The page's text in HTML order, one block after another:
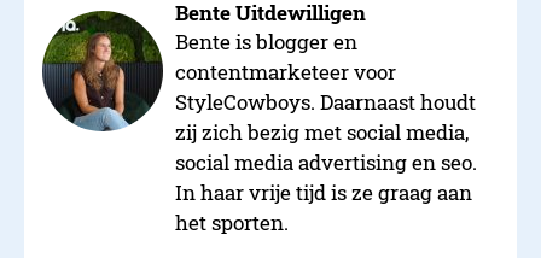
Bente Uitdewilligen
Bente is blogger en
contentmarketeer voor
StyleCowboys. Daarnaast houdt
zij zich bezig met social media,
social media advertising en seo.
In haar vrije tijd is ze graag aan
het sporten.